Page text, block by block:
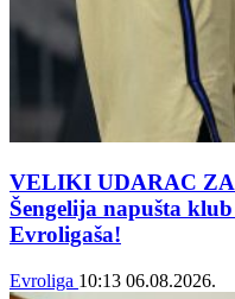
VELIKI UDARAC
Šengelija napušta
Evroligaša!
Evroliga 10:13 06.08.2026.